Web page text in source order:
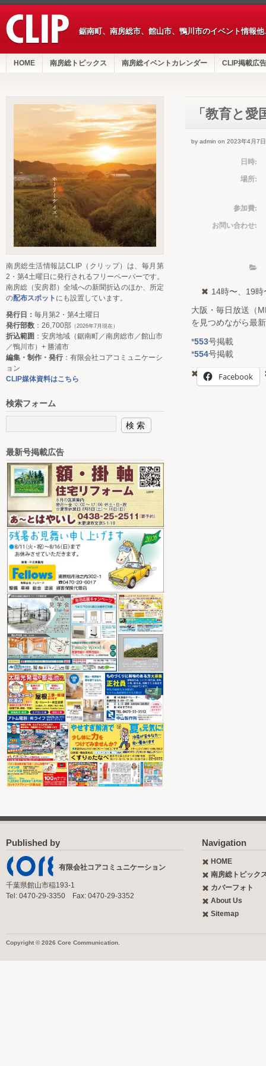
鋸南町、南房総市、館山市、鴨川市のイベント情報
HOME 南房総トピックス 南房総イベントカレンダー CLIP掲載広告
「教育と愛
by admin on 2023年4月7日
日時:
場所:
参加費:
お問い合わせ:
14時〜、19時
大阪・毎日放送（
を見つめながら最
*553号掲載
*554号掲載
Facebook
南房総生活情報誌CLIP（クリップ）は、毎月第
2・第4土曜日に発行されるフリーペーパーです。
南房総（安房郡）全域への新聞折込のほか、所定
の配布スポット にも設置しています。
発行日： 毎月第2・第4土曜日
発行部数 ：26,700部 （2026年7月現在）
折込範囲 ：安房地域（鋸南町／南房総市／館山市
／鴨川市）+ 勝浦市
編集・制作・発行：有限会社コアコミュニケーシ
ョン
CLIP媒体資料はこちら
検索フォーム
最新号掲載広告
Published by
有限会社コアコミュニケーション
千葉県館山市稲193-1
Tel: 0470-29-3350 Fax: 0470-29-3352
Navigation
HOME
南房総トピック
カバーフォト
About Us
Sitemap
Copyright © 2026 Core Communication.